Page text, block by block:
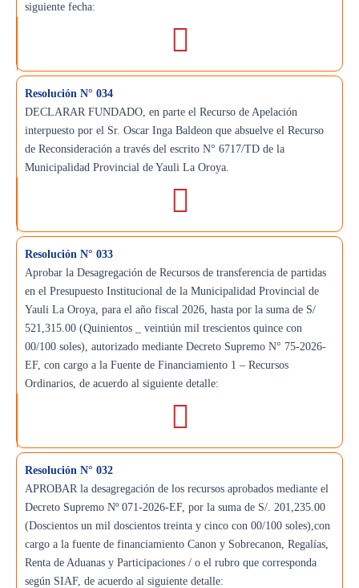
siguiente fecha:
Resolución N° 034
DECLARAR FUNDADO, en parte el Recurso de Apelación
interpuesto por el Sr. Oscar Inga Baldeon que absuelve el Recurso
de Reconsideración a través del escrito N° 6717/TD de la
Municipalidad Provincial de Yauli La Oroya.
Resolución N° 033
Aprobar la Desagregación de Recursos de transferencia de partidas
en el Presupuesto Institucional de la Municipalidad Provincial de
Yauli La Oroya, para el año fiscal 2026, hasta por la suma de S/
521,315.00 (Quinientos _ veintiún mil trescientos quince con
00/100 soles), autorizado mediante Decreto Supremo N° 75-2026-
EF, con cargo a la Fuente de Financiamiento 1 – Recursos
Ordinarios, de acuerdo al siguiente detalle:
Resolución N° 032
APROBAR la desagregación de los recursos aprobados mediante el
Decreto Supremo Nº 071-2026-EF, por la suma de S/. 201,235.00
(Doscientos un mil doscientos treinta y cinco con 00/100 soles),con
cargo a la fuente de financiamiento Canon y Sobrecanon, Regalías,
Renta de Aduanas y Participaciones / o el rubro que corresponda
según SIAF, de acuerdo al siguiente detalle: